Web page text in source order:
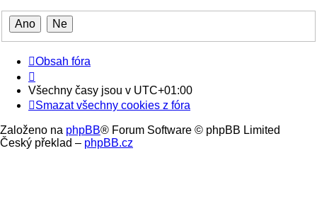
Obsah fóra
Všechny časy jsou v UTC+01:00
Smazat všechny cookies z fóra
Založeno na phpBB® Forum Software © phpBB Limited
Český překlad – phpBB.cz